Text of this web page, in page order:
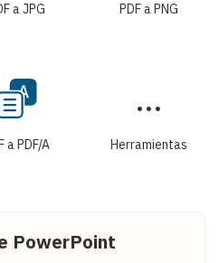
a JPG PDF a PNG
a PDF/A Herramientas
PowerPoint